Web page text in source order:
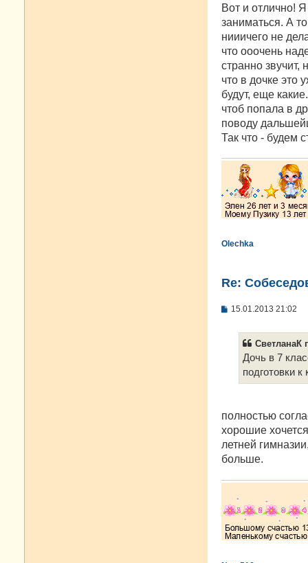
о
щ
е
и
е
Вот и отлично!
заниматься. А
нииичего не
что ооочень
странно звучит,
что в дочке это
будут, еще
чтоб попала в
поводу
Так что - будем
Olechka
Re:
С15.01.2013 21:02
СветланаК
Дочь в 7
подготовки
полностью
хорошие
летней
больше.